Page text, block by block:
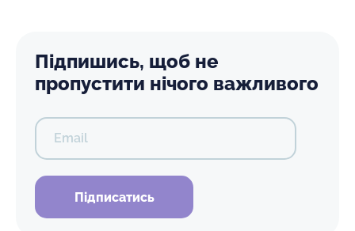
Підпишись, щоб не
пропустити нічого важливого
Email
Підписатись